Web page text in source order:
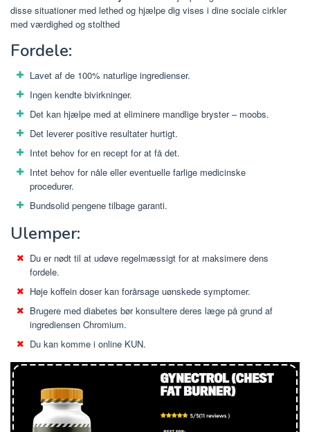
disse situationer med lethed og hjælpe dig vises i dine sociale cirkler
med værdighed og stolthed
Fordele:
Lavet af de 100% naturlige ingredienser.
Ingen kendte bivirkninger.
Det kan hjælpe med at eliminere mandlige bryster – moobs.
Det leverer positive resultater hurtigt.
Intet behov for en recept for at få det.
Intet behov for nåle eller eventuelle farlige medicinske
procedurer.
Bundsolid pengene tilbage garanti.
Ulemper:
Du er nødt til at udøve regelmæssigt for at maksimere dens
fordele.
Høje koffein doser kan forårsage uønskede symptomer.
Brugere med diabetes bør konsultere deres læge på grund af
ingrediensen Chromium.
Du kan komme i online KUN.